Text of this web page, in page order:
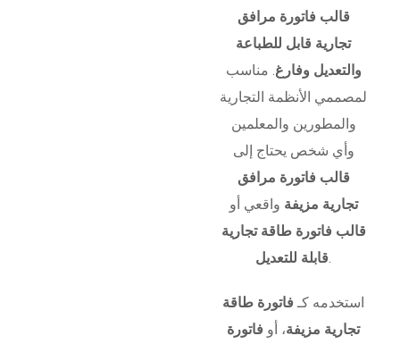
قالب فاتورة مرافق
تجارية قابل للطباعة
والتعديل وفارغ. مناسب
لمصممي الأنظمة التجارية
والمطورين والمعلمين
وأي شخص يحتاج إلى
قالب فاتورة مرافق
تجارية مزيفة واقعي أو
قالب فاتورة طاقة تجارية
قابلة للتعديل.
استخدمه كـ فاتورة طاقة
تجارية مزيفة، أو فاتورة